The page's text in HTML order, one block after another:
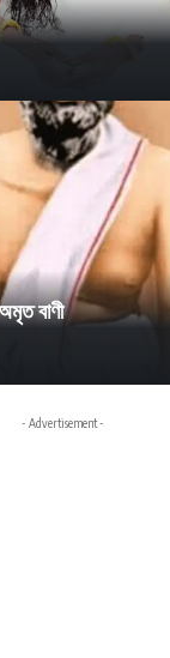
বাণী
- Advertisement -